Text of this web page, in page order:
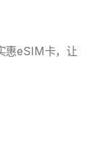
惠eSIM卡，让